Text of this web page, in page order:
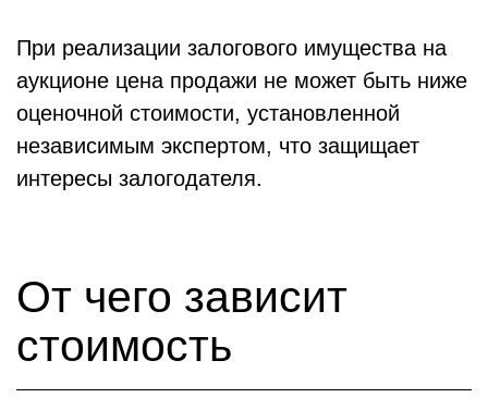
При реализации залогового имущества на
аукционе цена продажи не может быть ниже
оценочной стоимости, установленной
независимым экспертом, что защищает
интересы залогодателя.
От чего зависит
стоимость